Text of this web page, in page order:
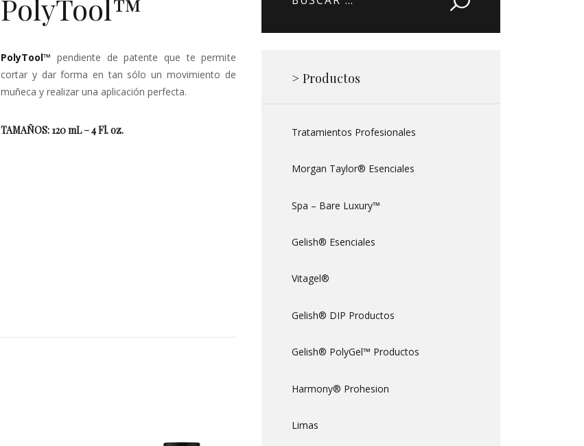
Tutoriales
Contacto
PolyTool™
PolyTool™ pendiente de patente que te permite
cortar y dar forma en tan sólo un movimiento de
muñeca y realizar una aplicación perfecta.
TAMAÑOS: 120 mL – 4 Fl. oz.
> Productos
Tratamientos Profesionales
Morgan Taylor® Esenciales
Spa – Bare Luxury™
Gelish® Esenciales
Vitagel®
Gelish® DIP Productos
Gelish® PolyGel™ Productos
Harmony® Prohesion
Limas